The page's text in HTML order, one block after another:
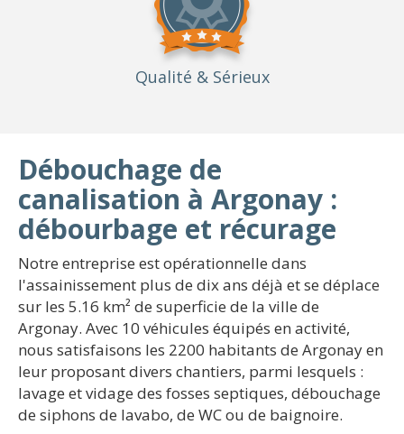
Qualité & Sérieux
Débouchage de
canalisation à Argonay :
débourbage et récurage
Notre entreprise est opérationnelle dans
l'assainissement plus de dix ans déjà et se déplace
sur les 5.16 km² de superficie de la ville de
Argonay. Avec 10 véhicules équipés en activité,
nous satisfaisons les 2200 habitants de Argonay en
leur proposant divers chantiers, parmi lesquels :
lavage et vidage des fosses septiques, débouchage
de siphons de lavabo, de WC ou de baignoire.